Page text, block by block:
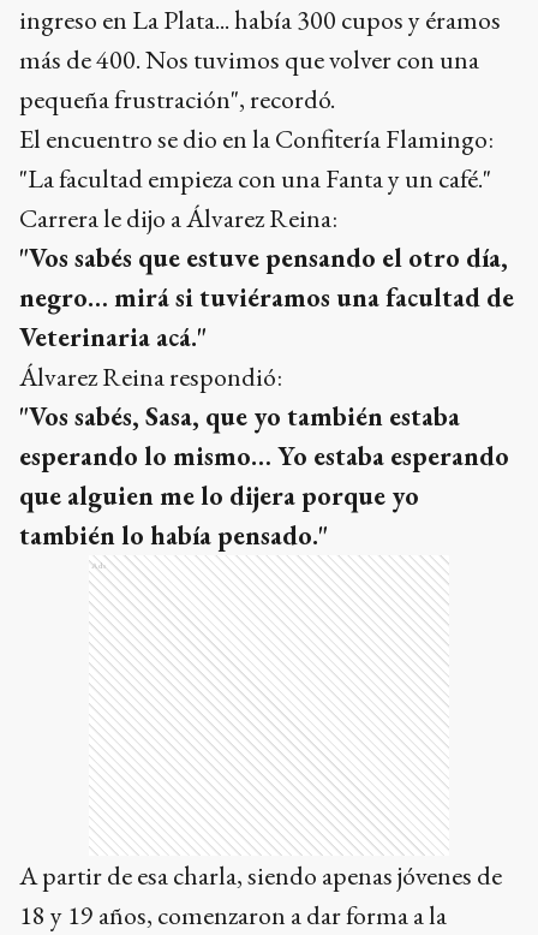
ingreso en La Plata... había 300 cupos y éramos
más de 400. Nos tuvimos que volver con una
pequeña frustración", recordó.
El encuentro se dio en la Confitería Flamingo:
"La facultad empieza con una Fanta y un café."
Carrera le dijo a Álvarez Reina:
"Vos sabés que estuve pensando el otro día,
negro… mirá si tuviéramos una facultad de
Veterinaria acá."
Álvarez Reina respondió:
"Vos sabés, Sasa, que yo también estaba
esperando lo mismo… Yo estaba esperando
que alguien me lo dijera porque yo
también lo había pensado."
Ads
A partir de esa charla, siendo apenas jóvenes de
18 y 19 años, comenzaron a dar forma a la